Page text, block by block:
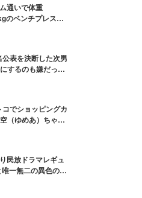
通いで体重
ベンチプレス持
表を決断した次男
するのも嫌だっ
でショッピングカ
（ゆめあ）ちゃん
の声
民放ドラマレギュ
一無二の異色のバ